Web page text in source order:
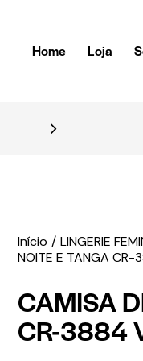
Home Loja
Início LINGERIE
NOITE E TANGA CR-
CAMISA
CR-3884